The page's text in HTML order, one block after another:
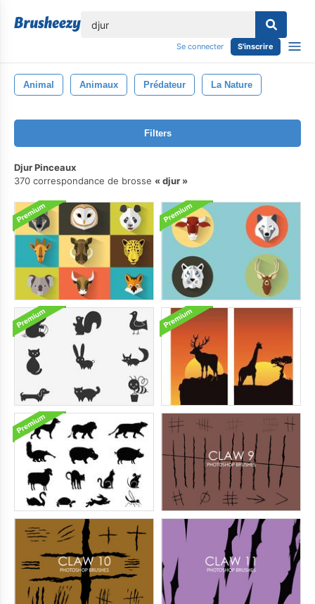
Se connecter S'inscrire
Animal Animaux Prédateur La Nature
Filters
Djur Pinceaux
370 correspondance de brosse
djur